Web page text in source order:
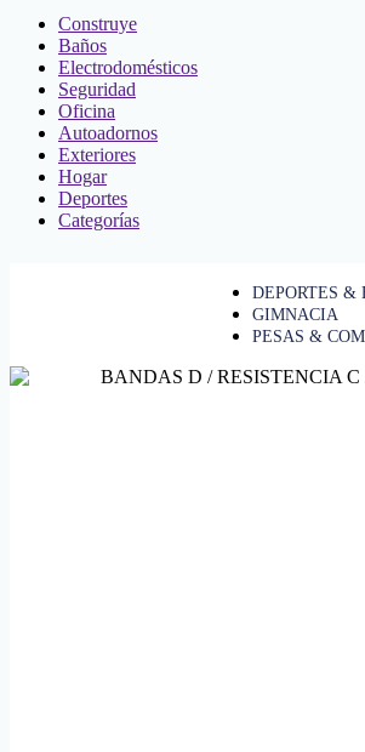
Construye
Baños
Electrodomésticos
Seguridad
Oficina
Autoadornos
Exteriores
Hogar
Deportes
Categorías
DEPORTES &
GIMNACIA
PESAS &